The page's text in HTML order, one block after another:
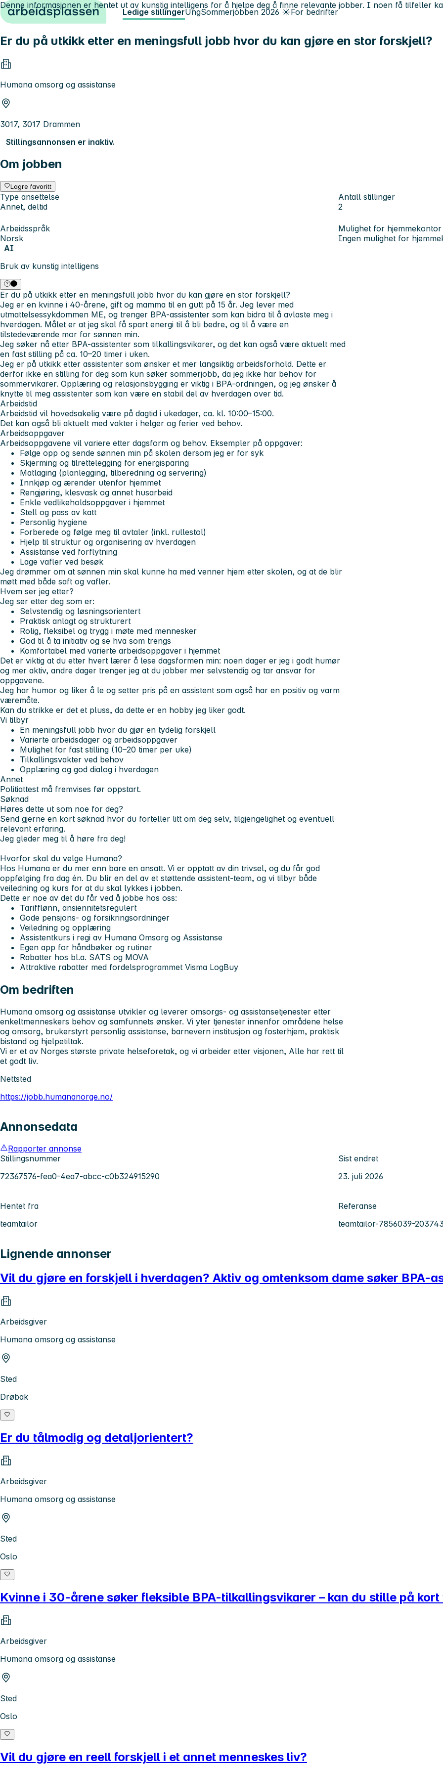
Hopp til innhold Ledige stillingerUngSommerjobben 2026 ☀️For bedrifter
Er du på utkikk etter en meningsfull jobb hvor du kan gjøre en stor forskjell?
Humana omsorg og assistanse
3017, 3017 Drammen
Stillingsannonsen er inaktiv.
Om jobben
Lagre favoritt
Type ansettelse
Annet, deltid
Antall stillinger
2
Arbeidsspråk
Norsk
Mulighet for hjemmekontor
Ingen mulighet for
AI
Bruk av kunstig intelligens
Denne informasjonen er hentet ut av kunstig intelligens for å hjelpe deg å finne relevante jobber. I noen få tilfeller
Er du på utkikk etter en meningsfull jobb hvor du kan gjøre en stor forskjell?
Jeg er en kvinne i 40-årene, gift og mamma til en gutt på 15 år. Jeg lever med
utmattelsessykdommen ME, og trenger BPA-assistenter som kan bidra til å avlaste meg i
hverdagen. Målet er at jeg skal få spart energi til å bli bedre, og til å være en
tilstedeværende mor for sønnen min.
Jeg søker nå etter BPA-assistenter som tilkallingsvikarer, og det kan også være aktuelt med
en fast stilling på ca. 10–20 timer i uken.
Jeg er på utkikk etter assistenter som ønsker et mer langsiktig arbeidsforhold. Dette er
derfor ikke en stilling for deg som kun søker sommerjobb, da jeg ikke har behov for
sommervikarer. Opplæring og relasjonsbygging er viktig i BPA-ordningen, og jeg ønsker å
knytte til meg assistenter som kan være en stabil del av hverdagen over tid.
Arbeidstid
Arbeidstid vil hovedsakelig være på dagtid i ukedager, ca. kl. 10:00–15:00.
Det kan også bli aktuelt med vakter i helger og ferier ved behov.
Arbeidsoppgaver
Arbeidsoppgavene vil variere etter dagsform og behov. Eksempler på oppgaver:
Følge opp og sende sønnen min på skolen dersom jeg er for syk
Skjerming og tilrettelegging for energisparing
Matlaging (planlegging, tilberedning og servering)
Innkjøp og ærender utenfor hjemmet
Rengjøring, klesvask og annet husarbeid
Enkle vedlikeholdsoppgaver i hjemmet
Stell og pass av katt
Personlig hygiene
Forberede og følge meg til avtaler (inkl. rullestol)
Hjelp til struktur og organisering av hverdagen
Assistanse ved forflytning
Lage vafler ved besøk
Jeg drømmer om at sønnen min skal kunne ha med venner hjem etter skolen, og at de blir
møtt med både saft og vafler.
Hvem ser jeg etter?
Jeg ser etter deg som er:
Selvstendig og løsningsorientert
Praktisk anlagt og strukturert
Rolig, fleksibel og trygg i møte med mennesker
God til å ta initiativ og se hva som trengs
Komfortabel med varierte arbeidsoppgaver i hjemmet
Det er viktig at du etter hvert lærer å lese dagsformen min: noen dager er jeg i godt humør
og mer aktiv, andre dager trenger jeg at du jobber mer selvstendig og tar ansvar for
oppgavene.
Jeg har humor og liker å le og setter pris på en assistent som også har en positiv og varm
væremåte.
Kan du strikke er det et pluss, da dette er en hobby jeg liker godt.
Vi tilbyr
En meningsfull jobb hvor du gjør en tydelig forskjell
Varierte arbeidsdager og arbeidsoppgaver
Mulighet for fast stilling (10–20 timer per uke)
Tilkallingsvakter ved behov
Opplæring og god dialog i hverdagen
Annet
Politiattest må fremvises før oppstart.
Søknad
Høres dette ut som noe for deg?
Send gjerne en kort søknad hvor du forteller litt om deg selv, tilgjengelighet og eventuell
relevant erfaring.
Jeg gleder meg til å høre fra deg!
Hvorfor skal du velge Humana?
Hos Humana er du mer enn bare en ansatt. Vi er opptatt av din trivsel, og du får god
oppfølging fra dag én. Du blir en del av et støttende assistent-team, og vi tilbyr både
veiledning og kurs for at du skal lykkes i jobben.
Dette er noe av det du får ved å jobbe hos oss:
Tarifflønn, ansiennitetsregulert
Gode pensjons- og forsikringsordninger
Veiledning og opplæring
Assistentkurs i regi av Humana Omsorg og Assistanse
Egen app for håndbøker og rutiner
Rabatter hos bl.a. SATS og MOVA
Attraktive rabatter med fordelsprogrammet Visma LogBuy
Om bedriften
Humana omsorg og assistanse utvikler og leverer omsorgs- og assistansetjenester etter
enkeltmenneskers behov og samfunnets ønsker. Vi yter tjenester innenfor områdene helse
og omsorg, brukerstyrt personlig assistanse, barnevern institusjon og fosterhjem, praktisk
bistand og hjelpetiltak.
Vi er et av Norges største private helseforetak, og vi arbeider etter visjonen, Alle har rett til
et godt liv.
Nettsted
https://jobb.humananorge.no/
Annonsedata
Rapporter annonse
Stillingsnummer
72367576-fea0-4ea7-abcc-c0b324915290
Sist endret
23. juli 2026
Hentet fra
teamtailor
Referanse
teamtailor-7856039-
Lignende annonser
Vil du gjøre en forskjell i hverdagen? Aktiv og omtenksom dame søker BPA-
Arbeidsgiver
Humana omsorg og assistanse
Sted
Drøbak
Er du tålmodig og detaljorientert?
Arbeidsgiver
Humana omsorg og assistanse
Sted
Oslo
Kvinne i 30-årene søker fleksible BPA-tilkallingsvikarer – kan du stille på
Arbeidsgiver
Humana omsorg og assistanse
Sted
Oslo
Vil du gjøre en reell forskjell i et annet menneskes liv?